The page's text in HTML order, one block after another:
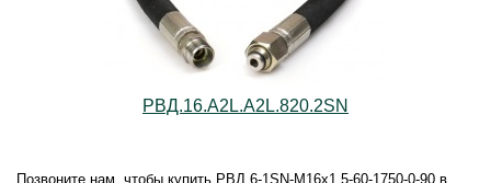
РВД.16.А2L.А2L.820.2SN
Позвоните нам, чтобы купить РВД 6-1SN-M16х1,5-60-1750-0-90 в